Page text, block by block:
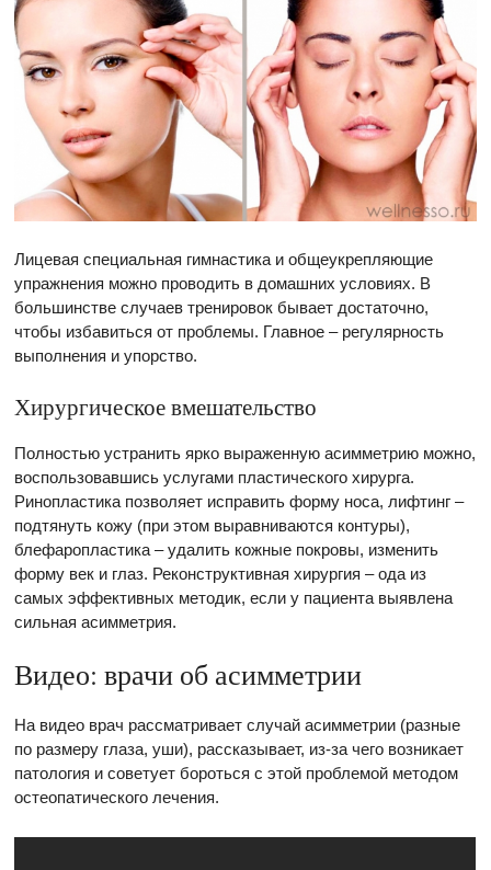
Лицевая специальная гимнастика и общеукрепляющие
упражнения можно проводить в домашних условиях. В
большинстве случаев тренировок бывает достаточно,
чтобы избавиться от проблемы. Главное – регулярность
выполнения и упорство.
Хирургическое вмешательство
Полностью устранить ярко выраженную асимметрию можно,
воспользовавшись услугами пластического хирурга.
Ринопластика позволяет исправить форму носа, лифтинг –
подтянуть кожу (при этом выравниваются контуры),
блефаропластика – удалить кожные покровы, изменить
форму век и глаз. Реконструктивная хирургия – ода из
самых эффективных методик, если у пациента выявлена
сильная асимметрия.
Видео: врачи об асимметрии
На видео врач рассматривает случай асимметрии (разные
по размеру глаза, уши), рассказывает, из-за чего возникает
патология и советует бороться с этой проблемой методом
остеопатического лечения.